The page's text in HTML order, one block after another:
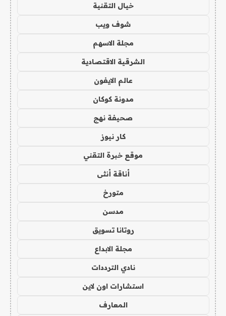
خيال التقنية
شوف ويب
مجلة الاسهم
الشرقية الاقتصادية
عالم الايفون
مدونة كوكان
صحيفة نهج
كار نيوز
موقع خبرة التقني
أناقة أنثى
متورخ
مدسن
روتانا تسويق
مجلة الابداع
نادي الترددات
استشارات اون لاين
المعارف